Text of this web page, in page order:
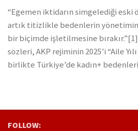
“Egemen iktidarın simgelediği eski
artık titizlikle bedenlerin
bir biçimde işletilmesine
sözleri, AKP rejiminin 2025’i “Aile
birlikte Türkiye’de kadın+
FOLLOW: